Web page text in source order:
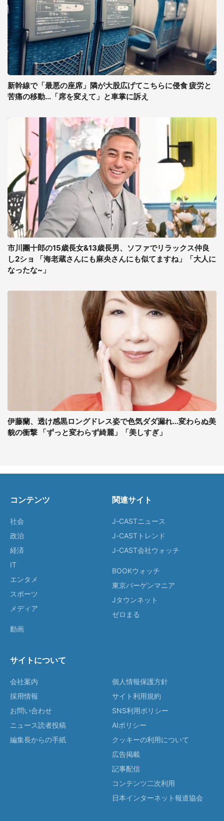
新幹線で「最悪の座席」隣が大股広げてこちらに侵食 疲労と
苦痛の移動...「席を変えて」と車掌に訴え
市川團十郎の15歳長女&13歳長男、ソファでリラックス仲良
し2ショ 「海老蔵さんにも麻央さんにも似てますね」「大人に
なったな~」
伊藤蘭、透け感黒ロングドレス姿で色気ダダ漏れ...変わらぬ美
貌の衝撃 「ずっと変わらず綺麗」「美しすぎ」
コンテンツ
社会
政治
経済
IT
エンタメ
スポーツ
メディア
動画
関連サイト
J-CASTニュース
J-CASTトレンド
J-CAST会社ウォッチ
BOOKウォッチ
東京バーゲンマニア
Jタウンネット
ゼロまる
サイトについて
会社案内
採用情報
お問い合わせ
ニュース読者投稿
編集長からの手紙
個人情報保護方針
サイト利用規約
SNS利用ポリシー
AIポリシー
クッキーの利用について
広告掲載
記事配信
コンテンツ二次利用
日本インターネット報道協会